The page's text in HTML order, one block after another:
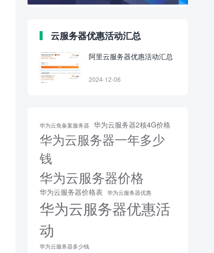
云服务器优惠活动汇总
阿里云服务器优惠活动汇总
2024-12-06
华为云免备案服务器 华为云服务器2核4G价格
华为云服务器一年多少
钱
华为云服务器价格
华为云服务器价格表 华为云服务器优惠
华为云服务器优惠活
动
华为云服务器多少钱